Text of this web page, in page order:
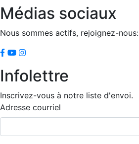
Médias sociaux
Nous sommes actifs, rejoignez-nous:
Infolettre
Inscrivez-vous à notre liste d'envoi.
Adresse courriel